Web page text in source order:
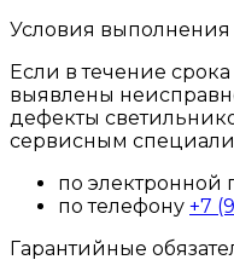
Условия выполнения
Если в течение
выявлены
дефекты
сервисным
по электронной
по телефону +7
Гарантийные